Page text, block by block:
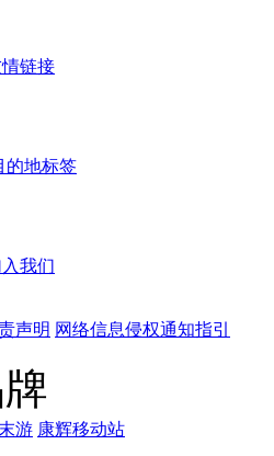
链接
的地标签
我们
声明 网络信息侵权通知指引
游 康辉移动站